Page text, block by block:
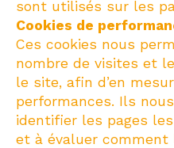
sont utilisés sur les
Cookies de
Ces cookies nous
nombre de visites et
le site, afin d’en
performances. Ils
identifier les pages
et à évaluer